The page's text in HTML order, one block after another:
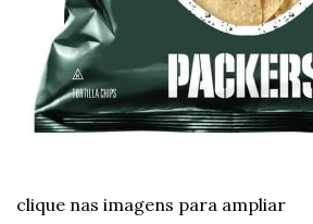
clique nas imagens para ampliar